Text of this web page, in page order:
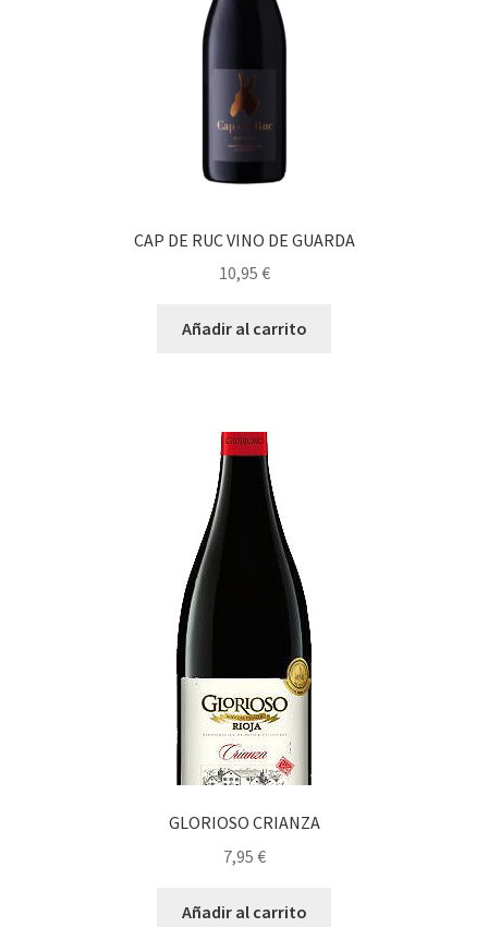
CAP DE RUC VINO DE GUARDA
10,95 €
Añadir al carrito
GLORIOSO CRIANZA
7,95 €
Añadir al carrito